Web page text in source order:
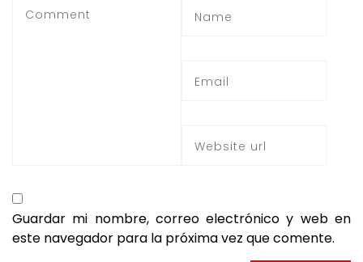
Guardar mi nombre, correo electrónico y web en
este navegador para la próxima vez que comente.